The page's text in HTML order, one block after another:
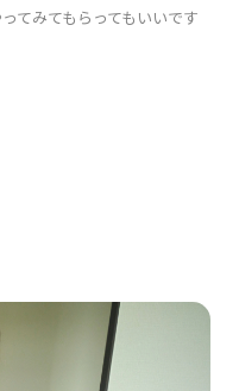
てみてもらってもいいです